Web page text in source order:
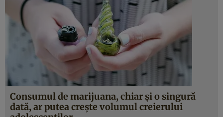
Consumul de marijuana, chiar şi o singură
dată, ar putea creşte volumul creierului